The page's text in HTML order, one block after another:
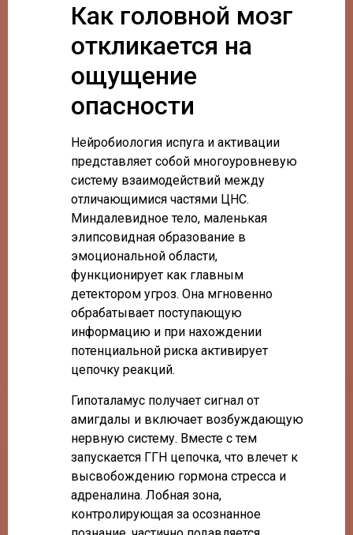
Как головной мозг
откликается на
ощущение
опасности
Нейробиология испуга и активации
представляет собой многоуровневую
систему взаимодействий между
отличающимися частями ЦНС.
Миндалевидное тело, маленькая
элипсовидная образование в
эмоциональной области,
функционирует как главным
детектором угроз. Она мгновенно
обрабатывает поступающую
информацию и при нахождении
потенциальной риска активирует
цепочку реакций.
Гипоталамус получает сигнал от
амигдалы и включает возбуждающую
нервную систему. Вместе с тем
запускается ГГН цепочка, что влечет к
высвобождению гормона стресса и
адреналина. Лобная зона,
контролирующая за осознанное